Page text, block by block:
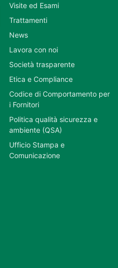
Visite ed Esami
Trattamenti
News
Lavora con noi
Società trasparente
Etica e Compliance
Codice di Comportamento per
i Fornitori
Politica qualità sicurezza e
ambiente (QSA)
Ufficio Stampa e
Comunicazione